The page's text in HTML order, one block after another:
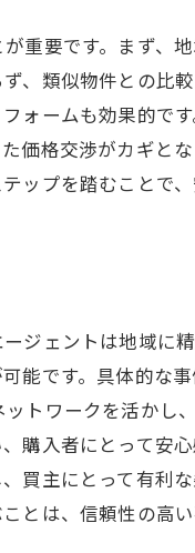
重要です。まず、
、類似物件との比
ォームも効果的で
価格交渉がカギと
ップを踏むことで
ジェントは地域に精
能です。具体的な
トワークを活かし
購入者にとって安
買主にとって有利
とは、信頼性の高